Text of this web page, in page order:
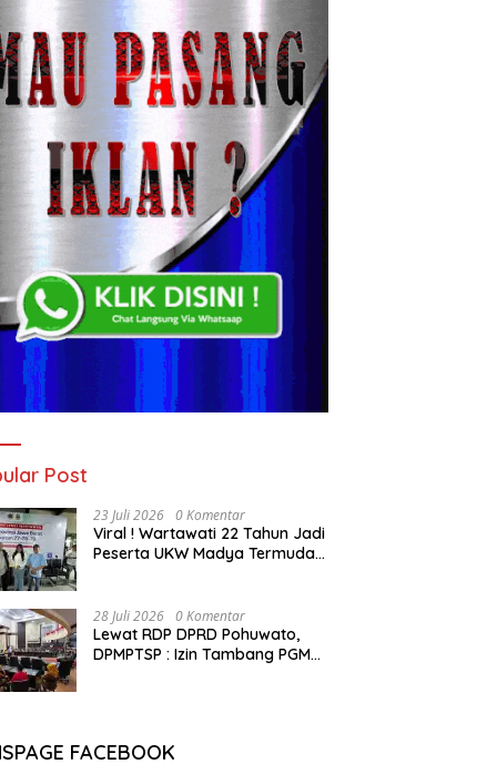
Post
23 Juli 2026 0 Komentar
Viral ! Wartawati 22 Tahun Jadi
Peserta UKW Madya Termuda
28 Juli 2026 0 Komentar
Lewat RDP DPRD Pohuwato,
DPMPTSP : Izin Tambang PGM
FACEBOOK